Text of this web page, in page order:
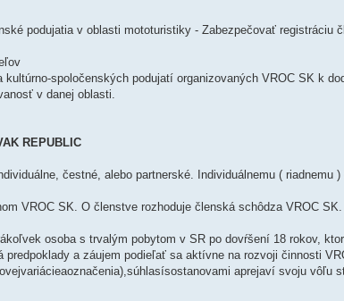
podujatia v oblasti mototuristiky - Zabezpečovať registráciu
spoločenských podujatí organizovaných VROC SK k
v danej oblasti.
REPUBLIC
čestné, alebo partnerské. Individuálnemu ( riadnemu
VROC SK. O členstve rozhoduje členská schôdza VROC SK.
osoba s trvalým pobytom v SR po dovŕšení 18 rokov,
predpoklady a záujem podieľať sa aktívne na rozvoji činnosti
aprejaví svoju vôľu